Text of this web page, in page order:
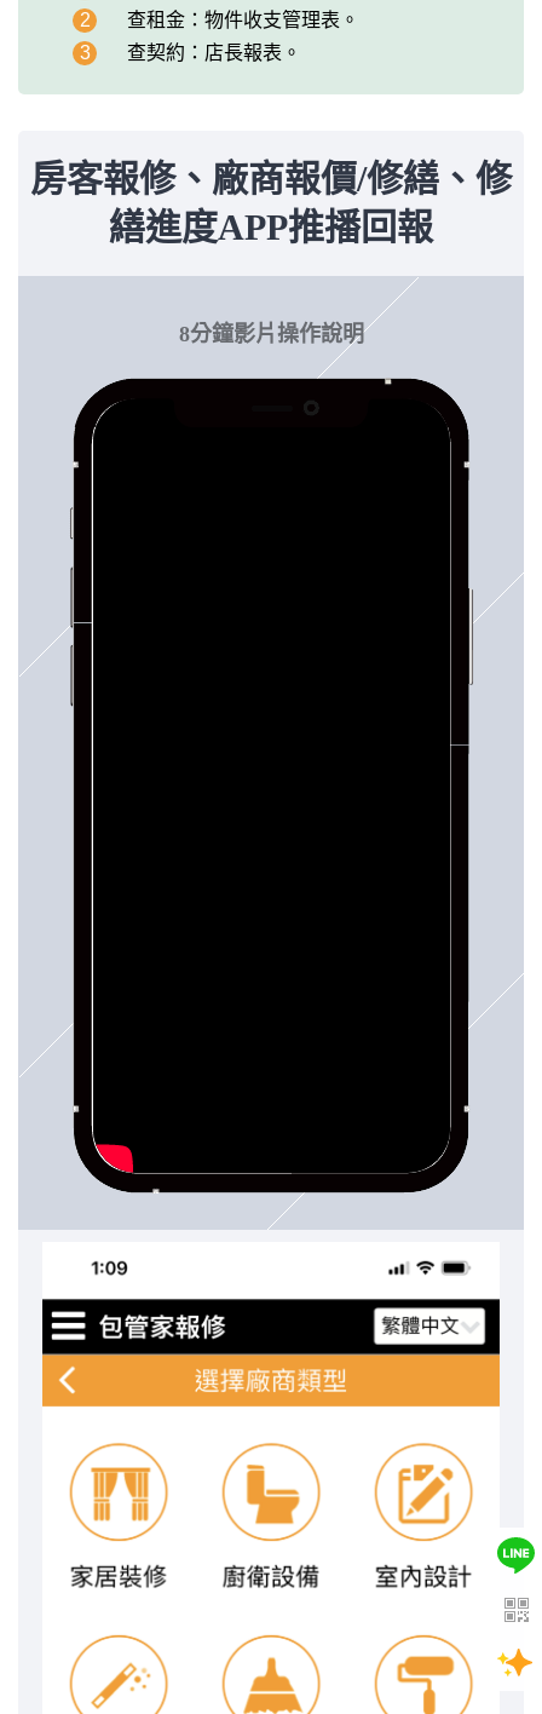
2
查租金：物件收支管理表。
3
查契約：店長報表。
房客報修、廠商報價/修繕、修
繕進度APP推播回報
8分鐘影片操作說明